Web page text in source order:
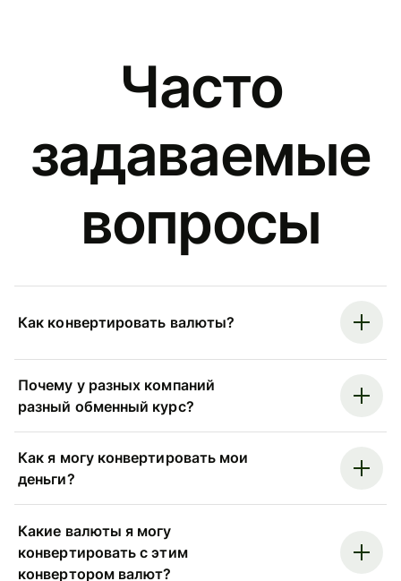
Часто
задаваемые
вопросы
Как конвертировать валюты?
Почему у разных компаний
разный обменный курс?
Как я могу конвертировать мои
деньги?
Какие валюты я могу
конвертировать с этим
конвертором валют?